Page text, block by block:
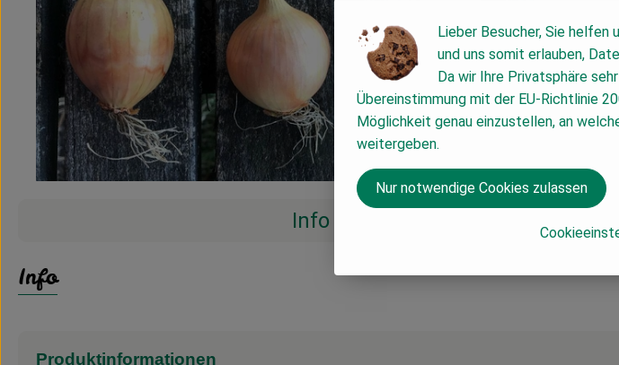
Info
Info
Produktinformationen
Lieber Besucher, Sie helfen
und uns somit erlauben,
Da wir Ihre Privatsphäre
Übereinstimmung mit der EU-Richtlinie
Möglichkeit genau einzustellen, an
weitergeben.
Nur notwendige Cookies zulassen